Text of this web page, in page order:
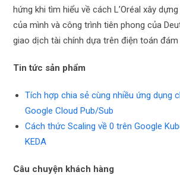
hứng khi tìm hiểu về cách L’Oréal xây
của mình và công trình tiên phong của
giao dịch tài chính dựa trên điện toán đám
Tin tức sản phẩm
Tích hợp chia sẻ cùng nhiều ứng dụng
Google Cloud Pub/Sub
Cách thức Scaling về 0 trên Google
KEDA
Câu chuyện khách hàng